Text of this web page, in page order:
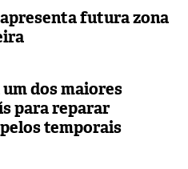
futura zona
dos maiores
para reparar
temporais